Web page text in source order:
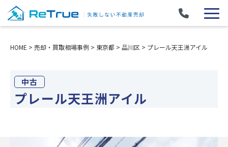
HOME > 売却・買取相場事例 > 東京都 > 品川区 > プレール天王洲アイル
中古
プレール天王洲アイル